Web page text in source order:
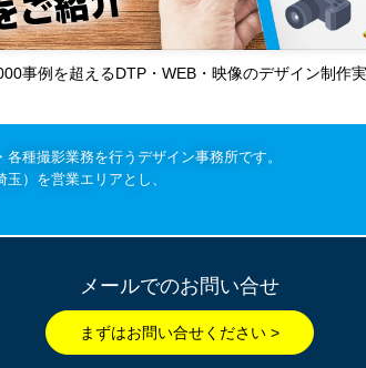
事例を超えるDTP・WEB・映像のデザイン制作実
種撮影業務を行うデザイン事務所です。
）を営業エリアとし、
メールでのお問い合せ